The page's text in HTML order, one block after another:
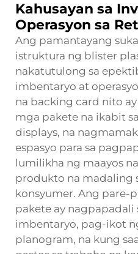
Kahusayan sa
Operasyon sa
Ang pamantayang
istruktura ng blister
nakatutulong sa
imbentaryo at
na backing card nito
mga pakete na ikabit
displays, na
espasyo para sa
lumilikha ng maayos
produkto na madaling
konsyumer. Ang pare-
pakete ay
imbentaryo, pag-ikot
planogram, na kung